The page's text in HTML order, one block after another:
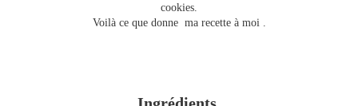
cookies.
Voilà ce que donne ma recette à moi .